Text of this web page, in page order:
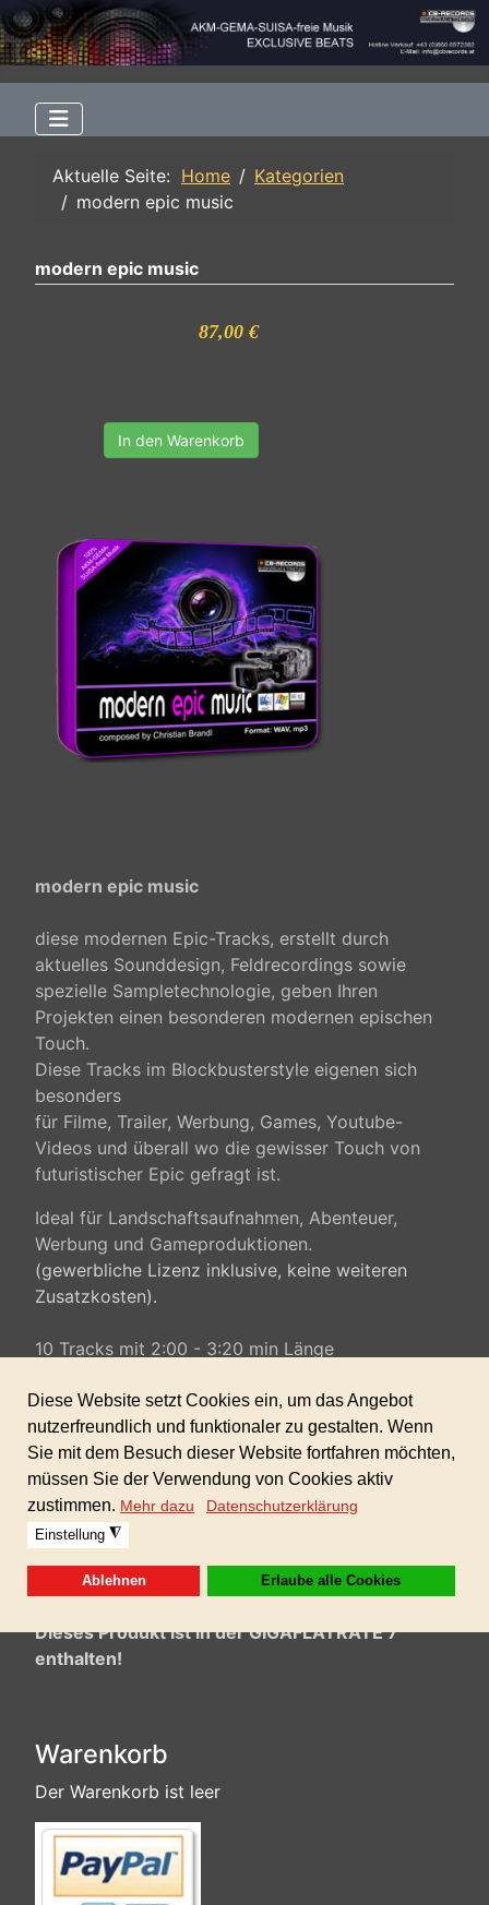
Aktuelle Seite: Home
Kategorien
modern epic music
modern epic music
87,00 €
In den Warenkorb
modern epic music
diese modernen Epic-Tracks, erstellt durch
aktuelles Sounddesign, Feldrecordings sowie
spezielle Sampletechnologie, geben Ihren
Projekten einen besonderen modernen epischen
Touch.
Diese Tracks im Blockbusterstyle eigenen sich
besonders
für Filme, Trailer, Werbung, Games, Youtube-
Videos und überall wo die gewisser Touch von
futuristischer Epic gefragt ist.
Ideal für Landschaftsaufnahmen, Abenteuer,
Werbung und Gameproduktionen.
(gewerbliche Lizenz inklusive, keine weiteren
Zusatzkosten).
10 Tracks mit 2:00 - 3:20 min Länge
HÖRPROBE: (die Hörprobe ist immer ein
Zusammenschnitt der beinhalteten Musikstücke)
Format: 24 bit WAV und 320 kbps mp3
Sofortdownload nach erhaltener Zahlung!
Dieses Produkt ist in der GIGAFLATRATE 7
enthalten!
Warenkorb
Der Warenkorb ist leer